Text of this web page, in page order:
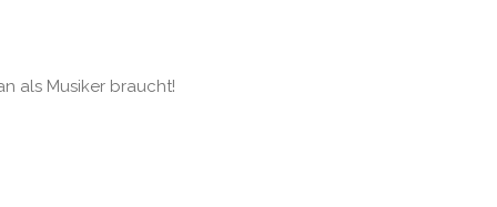
als Musiker braucht!